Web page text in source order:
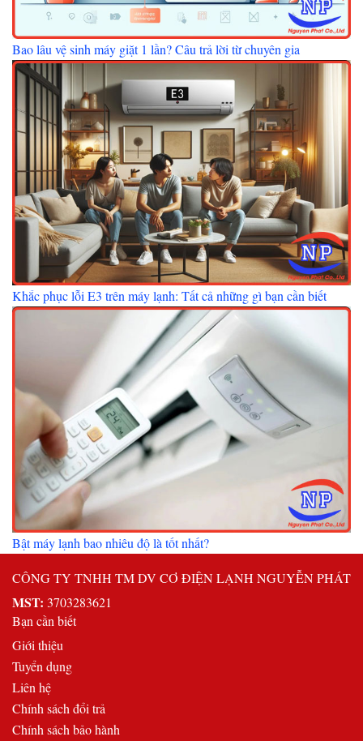
Bao lâu vệ sinh máy giặt 1 lần? Câu trả lời từ chuyên gia
Khắc phục lỗi E3 trên máy lạnh: Tất cả những gì bạn cần biết
Bật máy lạnh bao nhiêu độ là tốt nhất?
CÔNG TY TNHH TM DV CƠ ĐIỆN LẠNH NGUYỄN PHÁT
MST: 3703283621
Bạn cần biết
Giới thiệu
Tuyển dụng
Liên hệ
Chính sách đổi trả
Chính sách bảo hành